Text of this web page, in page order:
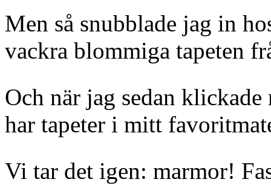
Men så snubblade jag in
vackra blommiga tapeten
Och när jag sedan
har tapeter i mitt
Vi tar det igen: marmor!